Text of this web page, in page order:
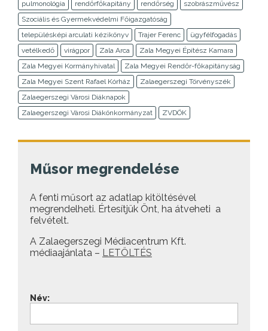
pulmonológia
rendőrfőkapitány rendőrség
szobrászművész
Szociális és Gyermekvédelmi Főigazgatóság
településképi arculati kézikönyv
Trajer Ferenc
ügyfélfogadás
vetélkedő
virágpor Zala Arca
Zala Megyei Építész Kamara
Zala Megyei Kormányhivatal
Zala Megyei Rendőr-főkapitányság
Zala Megyei Szent Rafael Kórház
Zalaegerszegi Törvényszék
Zalaegerszegi Városi Diáknapok
Zalaegerszegi Városi Diákönkormányzat
ZVDÖK
Műsor megrendelése
A fenti műsort az adatlap kitöltésével
megrendelheti. Értesítjük Önt, ha átveheti a
felvételt.
A Zalaegerszegi Médiacentrum Kft.
médiaajánlata – LETÖLTÉS
Név: